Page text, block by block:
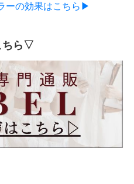
ーの効果はこちら▶
ちら▽